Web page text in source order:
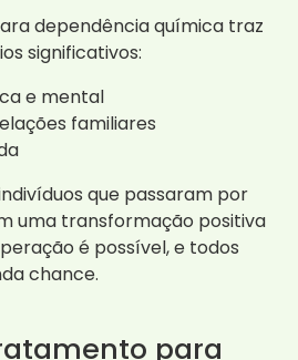
dependência química traz
significativos:
e mental
familiares
que passaram por
uma transformação positiva
é possível, e todos
chance.
para